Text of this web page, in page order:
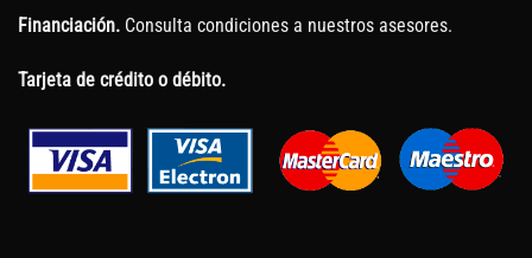
Financiación. Consulta condiciones a nuestros asesores.
Tarjeta de crédito o débito.